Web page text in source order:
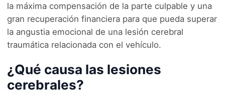
la máxima compensación de la parte culpable y una
gran recuperación financiera para que pueda superar
la angustia emocional de una lesión cerebral
traumática relacionada con el vehículo.
¿Qué causa las lesiones
cerebrales?